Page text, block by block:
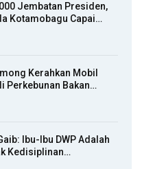
Jembatan Presiden,
Kotamobagu Capai…
Kerahkan Mobil
Perkebunan Bakan…
Ibu-Ibu DWP Adalah
Kedisiplinan…